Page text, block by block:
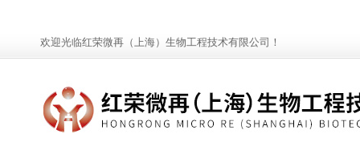
欢迎光临红荣微再（上海）生物工程技术有限公司！